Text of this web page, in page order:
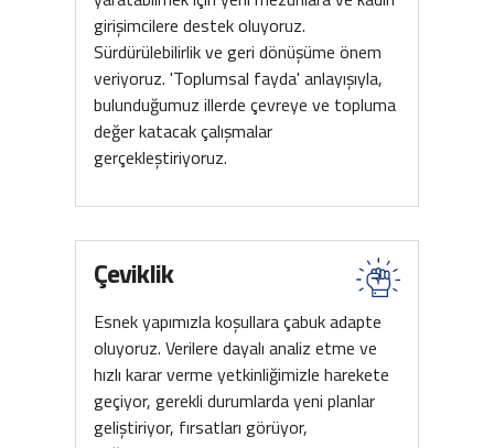
girişimcilere destek oluyoruz.
Sürdürülebilirlik ve geri dönüşüme önem
veriyoruz. 'Toplumsal fayda' anlayışıyla,
bulunduğumuz illerde çevreye ve topluma
değer katacak çalışmalar
gerçekleştiriyoruz.
Çeviklik
Esnek yapımızla koşullara çabuk adapte
oluyoruz. Verilere dayalı analiz etme ve
hızlı karar verme yetkinliğimizle harekete
geçiyor, gerekli durumlarda yeni planlar
geliştiriyor, fırsatları görüyor,